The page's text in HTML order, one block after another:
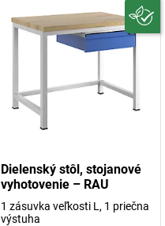
Dielenský stôl, stojanové
vyhotovenie – RAU
1 zásuvka veľkosti L, 1 priečna
výstuha